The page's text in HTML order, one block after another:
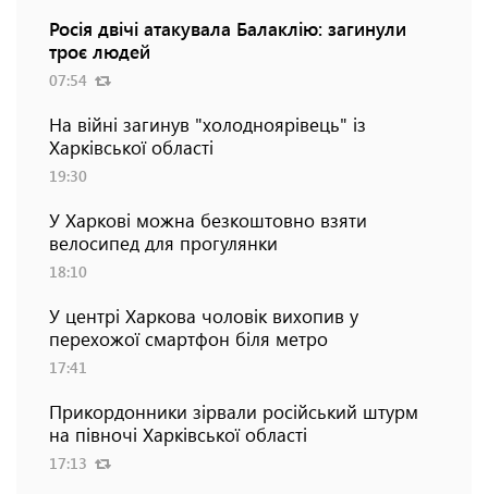
Росія двічі атакувала Балаклію: загинули
троє людей
07:54
На війні загинув "холодноярівець" із
Харківської області
19:30
У Харкові можна безкоштовно взяти
велосипед для прогулянки
18:10
У центрі Харкова чоловік вихопив у
перехожої смартфон біля метро
17:41
Прикордонники зірвали російський штурм
на півночі Харківської області
17:13